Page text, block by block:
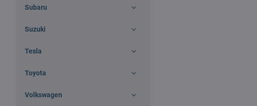
Subaru
Suzuki
Tesla
Toyota
Volkswagen